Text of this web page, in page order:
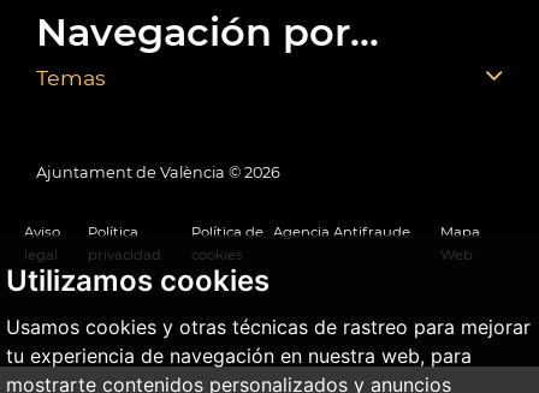
Utilizamos cookies
Usamos cookies y otras técnicas de rastreo para mejorar
tu experiencia de navegación en nuestra web, para
mostrarte contenidos personalizados y anuncios
Navegación por...
Temas
Ajuntament de València © 2026
Aviso
legal
Política
privacidad
Política de
cookies
Agencia Antifraude
Mapa
Web